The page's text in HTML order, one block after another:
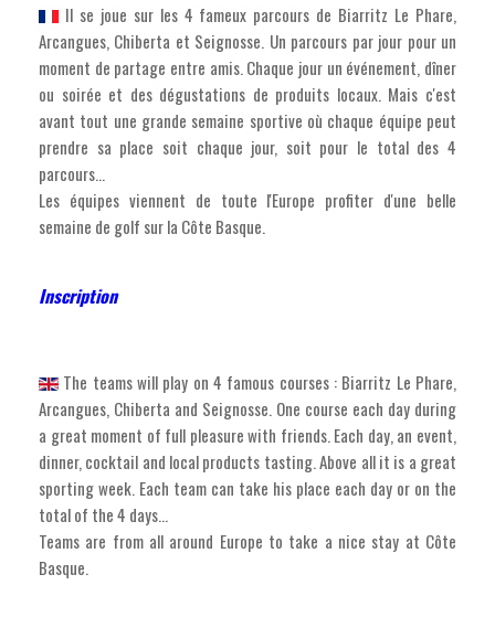
Il se joue sur les 4 fameux parcours de Biarritz Le Phare,
Arcangues, Chiberta et Seignosse. Un parcours par jour pour un
moment de partage entre amis. Chaque jour un événement, dîner
ou soirée et des dégustations de produits locaux. Mais c'est
avant tout une grande semaine sportive où chaque équipe peut
prendre sa place soit chaque jour, soit pour le total des 4
parcours...
Les équipes viennent de toute l'Europe profiter d'une belle
semaine de golf sur la Côte Basque.
Inscription
The teams will play on 4 famous courses : Biarritz Le Phare,
Arcangues, Chiberta and Seignosse. One course each day during
a great moment of full pleasure with friends. Each day, an event,
dinner, cocktail and local products tasting. Above all it is a great
sporting week. Each team can take his place each day or on the
total of the 4 days...
Teams are from all around Europe to take a nice stay at Côte
Basque.